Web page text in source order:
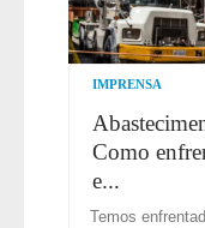
IMPRENSA
Como
e...
Temos